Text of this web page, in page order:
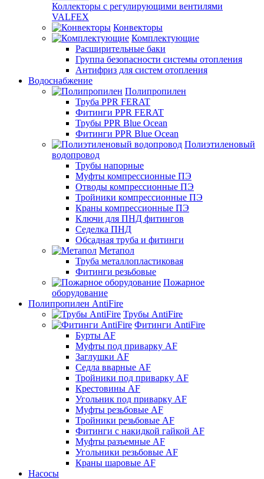
Коллекторы с регулирующими вентилями
VALFEX
Конвекторы
Комплектующие
Расширительные баки
Группа безопасности системы отопления
Антифриз для систем отопления
Водоснабжение
Полипропилен
Труба PPR FERAT
Фитинги PPR FERAT
Трубы PPR Blue Ocean
Фитинги PPR Blue Ocean
Полиэтиленовый
водопровод
Трубы напорные
Муфты компрессионные ПЭ
Отводы компрессионные ПЭ
Тройники компрессионные ПЭ
Краны компрессионные ПЭ
Ключи для ПНД фитингов
Седелка ПНД
Обсадная труба и фитинги
Метапол
Труба металлопластиковая
Фитинги резьбовые
Пожарное
оборудование
Полипропилен AntiFire
Трубы AntiFire
Фитинги AntiFire
Бурты AF
Муфты под приварку AF
Заглушки AF
Седла вварные AF
Тройники под приварку AF
Крестовины AF
Угольник под приварку AF
Муфты резьбовые AF
Тройники резьбовые AF
Фитинги с накидкой гайкой AF
Муфты разъемные AF
Угольники резьбовые AF
Краны шаровые AF
Насосы